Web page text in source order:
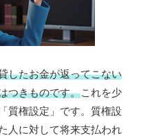
したお金が返ってこない
つきものです。これを少
質権設定」です。質権設
人に対して将来支払われ